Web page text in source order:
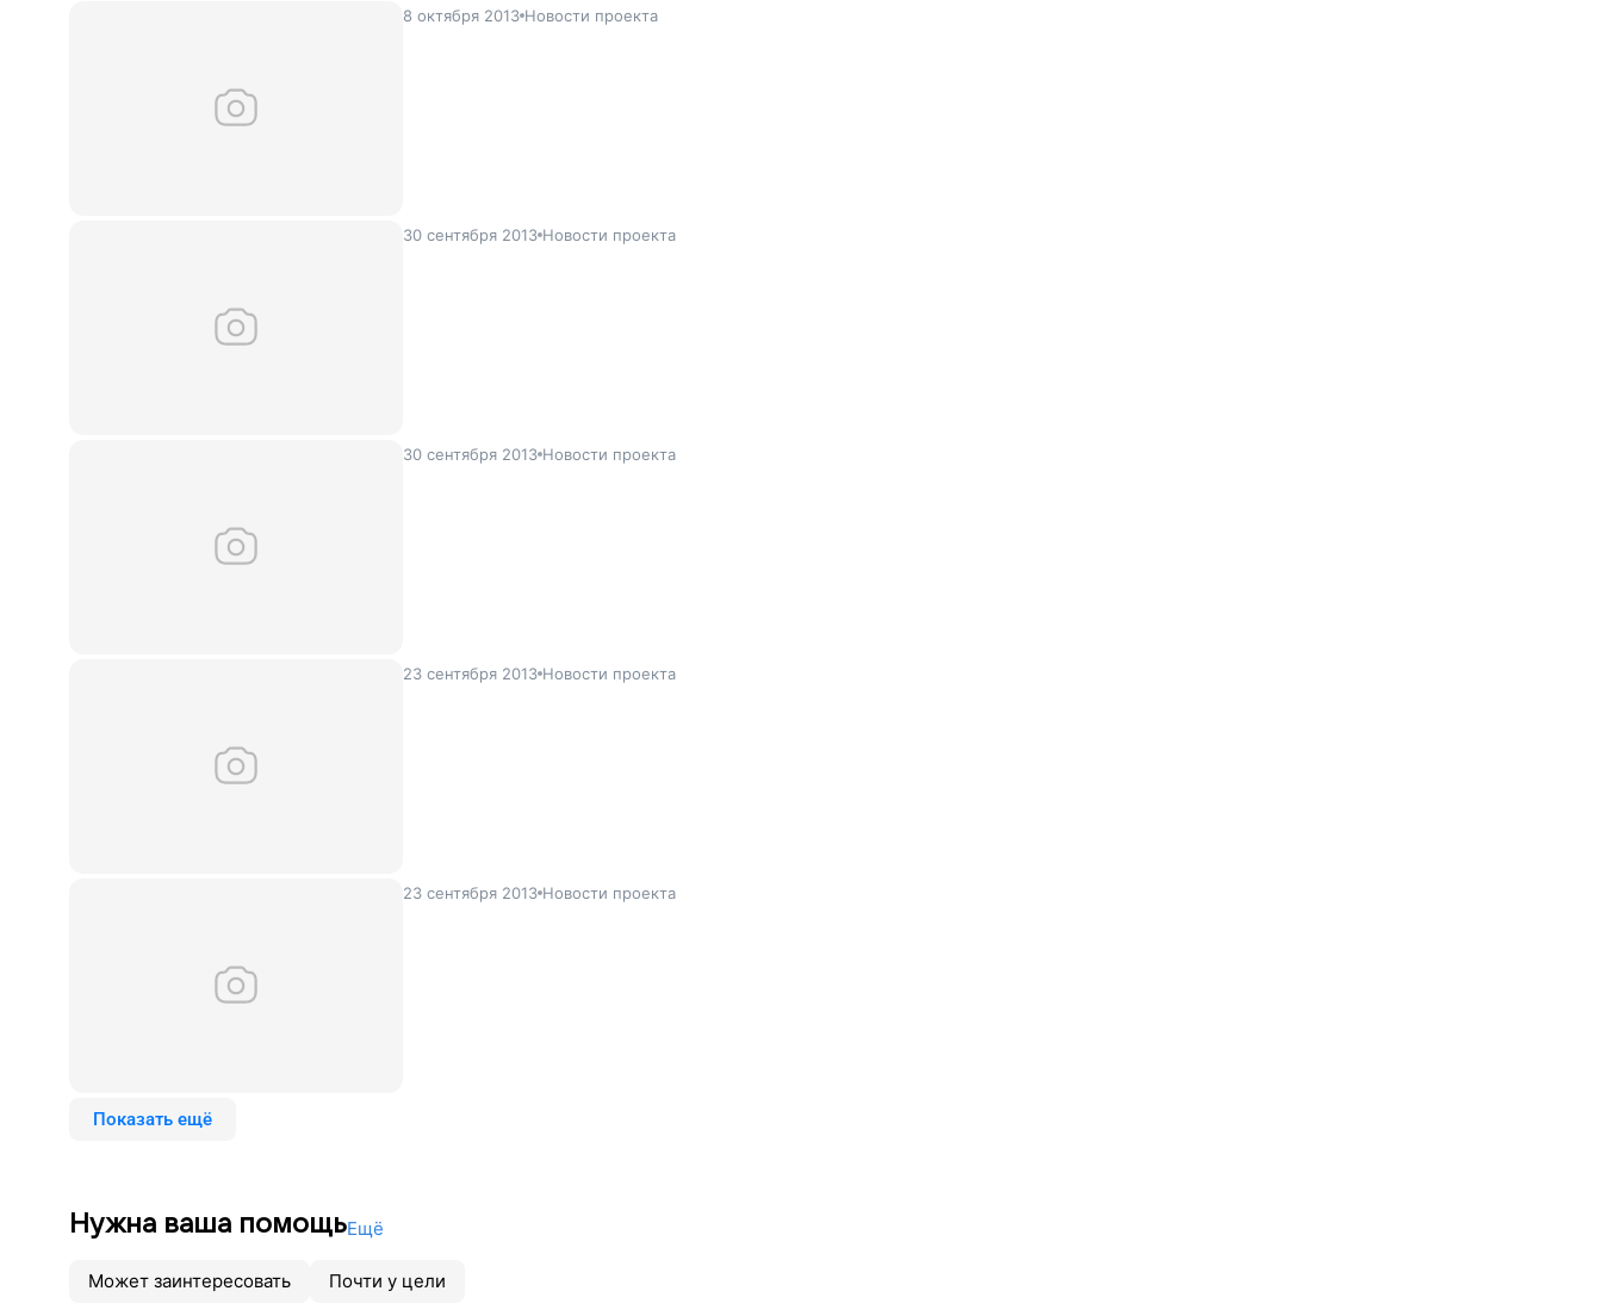
8 октября 2013 Новости проекта
30 сентября 2013 Новости проекта
30 сентября 2013 Новости проекта
23 сентября 2013 Новости проекта
23 сентября 2013 Новости проекта
Показать ещё
Нужна ваша помощьЕщё
Может заинтересовать Почти у цели